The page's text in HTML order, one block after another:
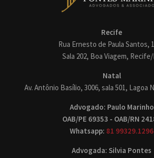
Recife
Rua Ernesto de Paula Santos,
Sala 202, Boa Viagem,
Natal
Av. Antônio Basílio, 3006, sala 501, Lagoa
Advogado: Paulo Marinho
OAB/PE 69353 - OAB/RN
Whatsapp: 81 99329.1296
Advogada: Silvia Pontes